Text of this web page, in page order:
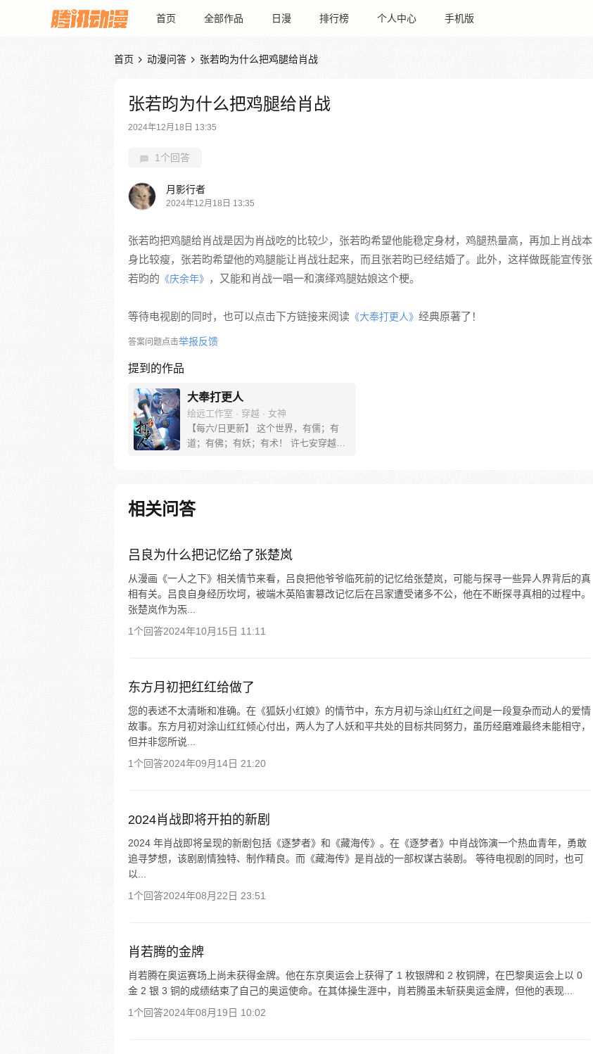
首页 全部作品 日漫 排行榜 个人中心 手机版
首页  动漫问答  张若昀为什么把鸡腿给肖战
张若昀为什么把鸡腿给肖战
2024年12月18日 13:35
1个回答
月影行者
2024年12月18日 13:35
张若昀把鸡腿给肖战是因为肖战吃的比较少，张若昀希望他能稳定身材，鸡腿热量高，再加上肖战本
身比较瘦，张若昀希望他的鸡腿能让肖战壮起来，而且张若昀已经结婚了。此外，这样做既能宣传张
若昀的 《庆余年》 ，又能和肖战一唱一和演绎鸡腿姑娘这个梗。
等待电视剧的同时，也可以点击下方链接来阅读 《大奉打更人》 经典原著了！
答案问题点击举报反馈
提到的作品
大奉打更人
绘远工作室 · 穿越 · 女神
【每六/日更新】 这个世界，有儒；有
道；有佛；有妖；有术！ 许七安穿越醒
果…… 改编自阅文集团作者卖报小郎君
同名小说 QQ群号：799493374
相关问答
吕良为什么把记忆给了张楚岚
从漫画《一人之下》相关情节来看，吕良把他爷爷临死前的记忆给张楚岚，可能与探寻一些异人界背后的真
相有关。吕良自身经历坎坷，被端木英陷害篡改记忆后在吕家遭受诸多不公，他在不断探寻真相的过程中。
张楚岚作为炁...
1个回答2024年10月15日 11:11
东方月初把红红给做了
您的表述不太清晰和准确。在《狐妖小红娘》的情节中，东方月初与涂山红红之间是一段复杂而动人的爱情
故事。东方月初对涂山红红倾心付出，两人为了人妖和平共处的目标共同努力，虽历经磨难最终未能相守，
但并非您所说...
1个回答2024年09月14日 21:20
2024肖战即将开拍的新剧
2024 年肖战即将呈现的新剧包括《逐梦者》和《藏海传》。在《逐梦者》中肖战饰演一个热血青年，勇敢
追寻梦想，该剧剧情独特、制作精良。而《藏海传》是肖战的一部权谋古装剧。 等待电视剧的同时，也可
以...
1个回答2024年08月22日 23:51
肖若腾的金牌
肖若腾在奥运赛场上尚未获得金牌。他在东京奥运会上获得了 1 枚银牌和 2 枚铜牌，在巴黎奥运会上以 0
金 2 银 3 铜的成绩结束了自己的奥运使命。在其体操生涯中，肖若腾虽未斩获奥运金牌，但他的表现...
1个回答2024年08月19日 10:02